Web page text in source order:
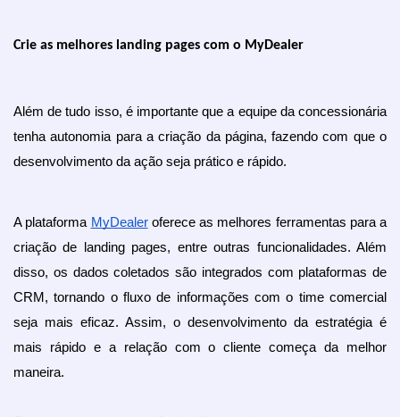
Crie as melhores landing pages com o MyDealer
Além de tudo isso, é importante que a equipe da concessionária
tenha autonomia para a criação da página, fazendo com que o
desenvolvimento da ação seja prático e rápido.
A plataforma MyDealer oferece as melhores ferramentas para a
criação de landing pages, entre outras funcionalidades. Além
disso, os dados coletados são integrados com plataformas de
CRM, tornando o fluxo de informações com o time comercial
seja mais eficaz. Assim, o desenvolvimento da estratégia é
mais rápido e a relação com o cliente começa da melhor
maneira.